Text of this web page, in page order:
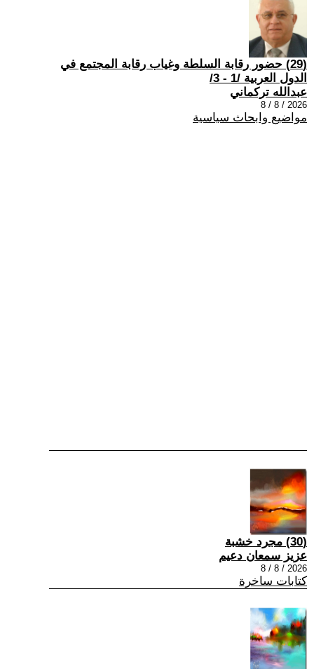
(29) حضور رقابة السلطة وغياب رقابة المجتمع في
الدول العربية /1 - 3/
عبدالله تركماني
2026 / 8 / 8
مواضيع وابحاث سياسية
(30) مجرد خشبة
عزيز سمعان دعيم
2026 / 8 / 8
كتابات ساخرة